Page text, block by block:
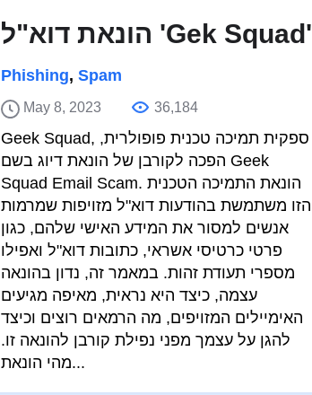
הונאת דוא"ל 'Gek Squad'
Phishing, Spam
May 8, 2023 36,184
Geek Squad, ספקית תמיכה טכנית פופולרית,
הפכה לקורבן של הונאת דיוג בשם Geek
Squad Email Scam. הונאת התמיכה הטכנית
הזו משתמשת בהודעות דוא"ל מזויפות שמרמות
אנשים למסור את המידע האישי שלהם, כגון
פרטי כרטיסי אשראי, כתובות דוא"ל ואפילו
מספרי תעודת זהות. במאמר זה, נדון בהונאה
עצמה, כיצד היא נראית, מאיפה מגיעים
האימיילים המזויפים, מה הרמאים רוצים וכיצד
להגן על עצמך מפני נפילת קורבן להונאה זו.
מהי הונאת...